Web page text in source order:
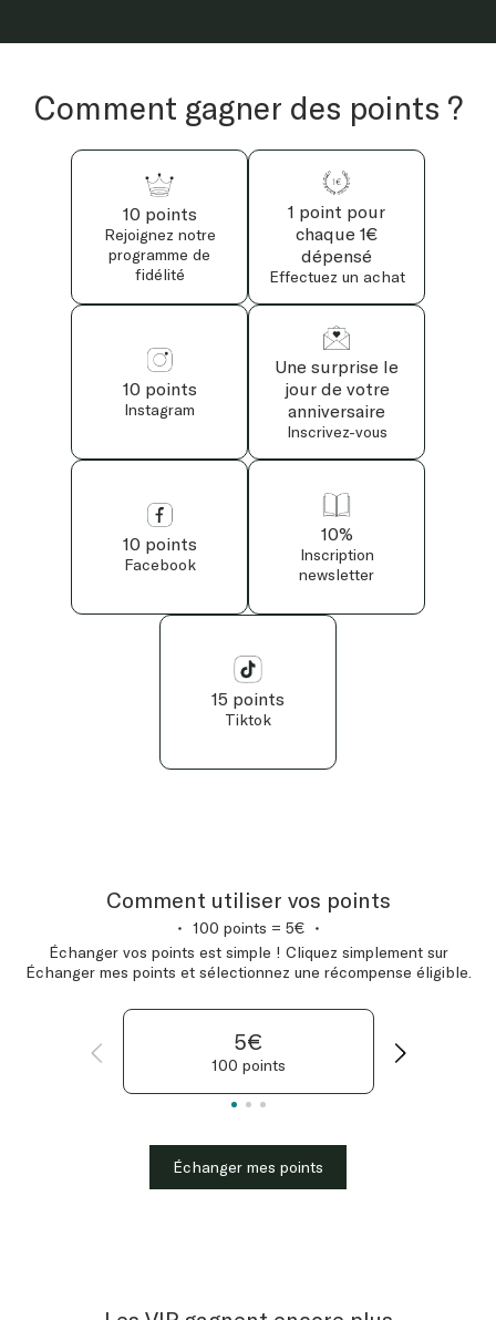
Comment gagner des points ?
10 points
Rejoignez notre
programme de
fidélité
1 point pour
chaque 1€
dépensé
Effectuez un achat
10 points
Instagram
Une surprise le
jour de votre
anniversaire
Inscrivez-vous
10 points
Facebook
10%
Inscription
newsletter
15 points
Tiktok
Comment utiliser vos points
100 points = 5€
Échanger vos points est simple ! Cliquez simplement sur
Échanger mes points et sélectionnez une récompense éligible.
5€
100 points
Échanger mes points